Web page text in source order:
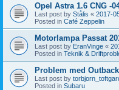
Opel Astra 1.6 CNG -
Last post by Stålis « 2017-
Posted in Café Zeppelin
Motorlampa Passat
Last post by EranVinge «
Posted in Teknik &
Problem med
Last post by
Posted in Subaru